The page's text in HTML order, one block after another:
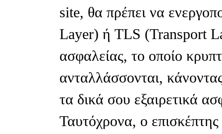
site, θα πρέπει να
Layer) ή TLS (Transport
ασφαλείας, το οποίο
ανταλλάσσονται,
τα δικά σου εξαιρετικά
Ταυτόχρονα, ο